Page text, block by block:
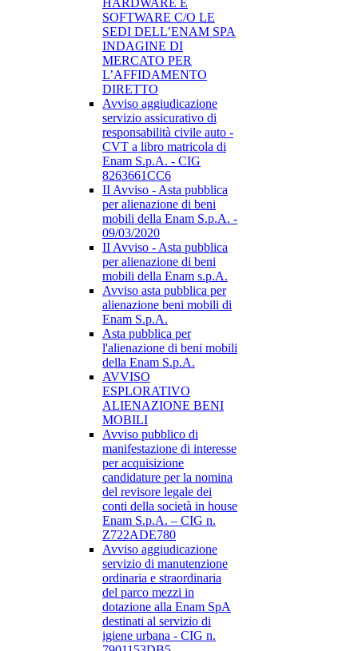
HARDWARE E
SOFTWARE C/O LE
SEDI DELL’ENAM SPA
INDAGINE DI
MERCATO PER
L’AFFIDAMENTO
DIRETTO
Avviso aggiudicazione
servizio assicurativo di
responsabilità civile auto -
CVT a libro matricola di
Enam S.p.A. - CIG
8263661CC6
II Avviso - Asta pubblica
per alienazione di beni
mobili della Enam S.p.A. -
09/03/2020
II Avviso - Asta pubblica
per alienazione di beni
mobili della Enam s.p.A.
Avviso asta pubblica per
alienazione beni mobili di
Enam S.p.A.
Asta pubblica per
l'alienazione di beni mobili
della Enam S.p.A.
AVVISO
ESPLORATIVO
ALIENAZIONE BENI
MOBILI
Avviso pubblico di
manifestazione di interesse
per acquisizione
candidature per la nomina
del revisore legale dei
conti della società in house
Enam S.p.A. – CIG n.
Z722ADE780
Avviso aggiudicazione
servizio di manutenzione
ordinaria e straordinaria
del parco mezzi in
dotazione alla Enam SpA
destinati al servizio di
igiene urbana - CIG n.